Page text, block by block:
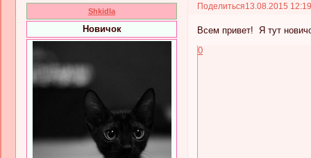
Поделиться13.08.2015
Shkidla
Новичок
Всем привет! Я тут
0